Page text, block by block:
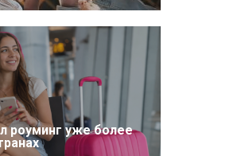
роуминг уже более